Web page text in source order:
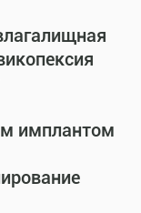
имплантом